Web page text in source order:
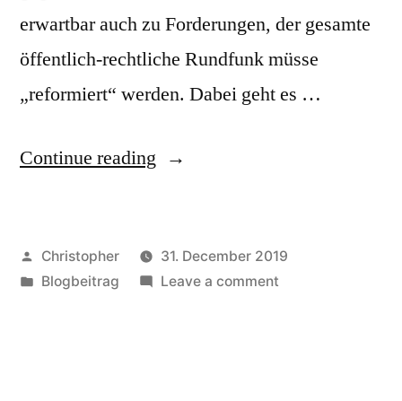
erwartbar auch zu Forderungen, der gesamte
öffentlich-rechtliche Rundfunk müsse
„reformiert“ werden. Dabei geht es …
Continue reading “Die
über
Posted
by
Christopher
31. December 2019
Posted
Blogbeitrag Leave a commenton